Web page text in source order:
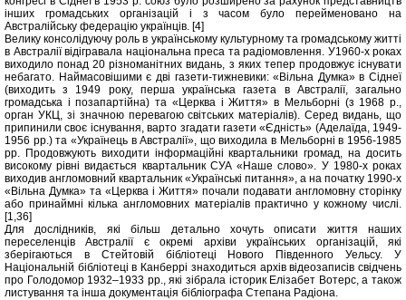
інших громадських організацій і з часом було перейменовано на
Австралійську федерацію українців. [4]
Велику консолідуючу роль в українському культурному та громадському житті
в Австралії відігравала національна преса та радіомовлення. У1960-х роках
виходило понад 20 різноманітних видань, з яких тепер продовжує існувати
небагато. Наймасовішими є дві газети-тижневики: «Вільна Думка» в Сіднеї
(виходить з 1949 року, перша українська газета в Австралії, загально
громадська і позапартійна) та «Церква і Життя» в Мельборні (з 1968 p.,
орган УКЦ, зі значною перевагою світських матеріалів). Серед видань, що
припинили своє існування, варто згадати газети «Єдність» (Аделаїда, 1949-
1956 pp.) та «Українець в Австралії», що виходила в Мельборні в 1956-1985
pp. Продовжують виходити інформаційні квартальники громад, на досить
високому рівні видається квартальник СУА «Наше слово». У 1980-х роках
виходив англомовний квартальник «Українські питання», а на початку 1990-х
«Вільна Думка» та «Церква і Життя» почали подавати англомовну сторінку
або принаймні кілька англомовних матеріалів практично у кожному числі.
[1,36]
Для дослідників, які більш детально хочуть описати життя наших
переселенців Австралії є окремі архіви українських організацій, які
зберігаються в Cтейтовій бібліотеці Нового Південного Уельсу. У
Національній бібліотеці в Канберрі знаходиться архів відеозаписів свідчень
про Голодомор 1932–1933 рр., які зібрала історик Елізабет Вотерс, а також
листування та інша документація бібліографа Cтепана Радіона.